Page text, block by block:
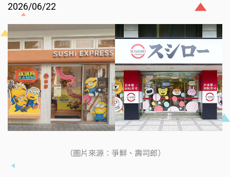
2026/06/22
（圖片來源：爭鮮、壽司郎）